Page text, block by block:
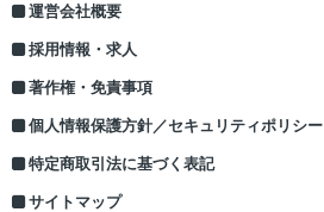
運営会社概要
採用情報・求人
著作権・免責事項
個人情報保護方針／セキュリティポリシー
特定商取引法に基づく表記
サイトマップ